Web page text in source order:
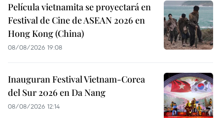
Película vietnamita se proyectará en
Festival de Cine de ASEAN 2026 en
Hong Kong (China)
08/08/2026 19:08
Inauguran Festival Vietnam-Corea
del Sur 2026 en Da Nang
08/08/2026 12:14